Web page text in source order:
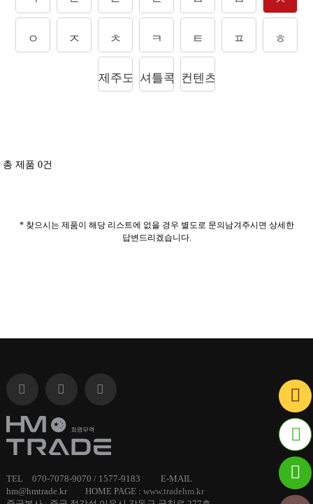
ID :
ㅇ ㅈ ㅊ ㅋ ㅌ ㅍ ㅎ
제주도상품셔틀콕 컨텐츠
총 제품 0건
* 찾으시는 제품이 해당 리스트에 없을 경우 별도로 문의남겨주시면 상세한
답변드리겠습니다.
TEL 070-7078-9070 / 1577-9183 E-MAIL
hm@hmtrade.kr HOME PAGE : www.tradehm.kr